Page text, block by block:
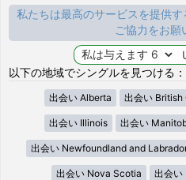
私たちは最高のサービスを提供す
ご協力をお願
以下の地域でシングルを見つける
出会い Alberta 出会い British
出会い Illinois 出会い
出会い Newfoundland and
出会い Nova Scotia 出会い